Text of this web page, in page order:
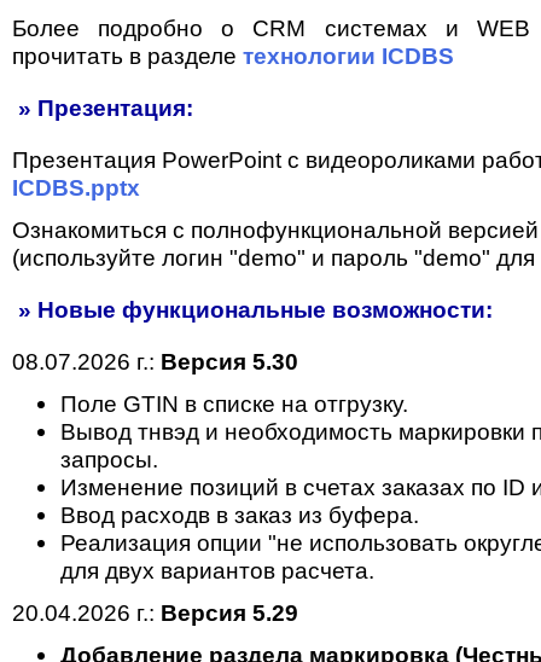
Более подробно о CRM системах и WEB
прочитать в разделе технологии ICDBS
» Презентация:
Презентация PowerPoint с видеороликами
ICDBS.pptx
Ознакомиться с полнофункциональной
(используйте логин "demo" и пароль "demo" для
» Новые функциональные возможности:
08.07.2026 г.: Версия 5.30
Поле GTIN в списке на отгрузку.
Вывод тнвэд и необходимость маркировки
запросы.
Изменение позиций в счетах заказах по ID
Ввод расходв в заказ из буфера.
Реализация опции "не использовать
для двух вариантов расчета.
20.04.2026 г.: Версия 5.29
Добавление раздела маркировка